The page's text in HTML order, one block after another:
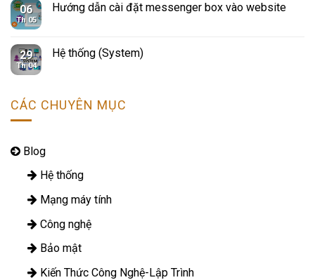
06
Th 05
Hướng dẫn cài đặt messenger box vào website
29
Th 04
Hệ thống (System)
CÁC CHUYÊN MỤC
Blog
Hệ thống
Mạng máy tính
Công nghệ
Bảo mật
Kiến Thức Công Nghệ-Lập Trình